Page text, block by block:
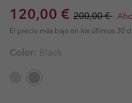
Sale price:
120,00 € Regular price:
200,00 €
El precio más bajo en los últimos 30
Color: Black